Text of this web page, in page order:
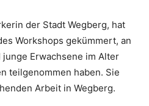
der Stadt Wegberg, hat
Workshops gekümmert, an
Erwachsene im Alter
teilgenommen haben. Sie
Arbeit in Wegberg.